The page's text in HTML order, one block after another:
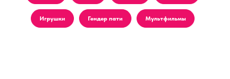
Игрушки Гендер пати Мультфильмы